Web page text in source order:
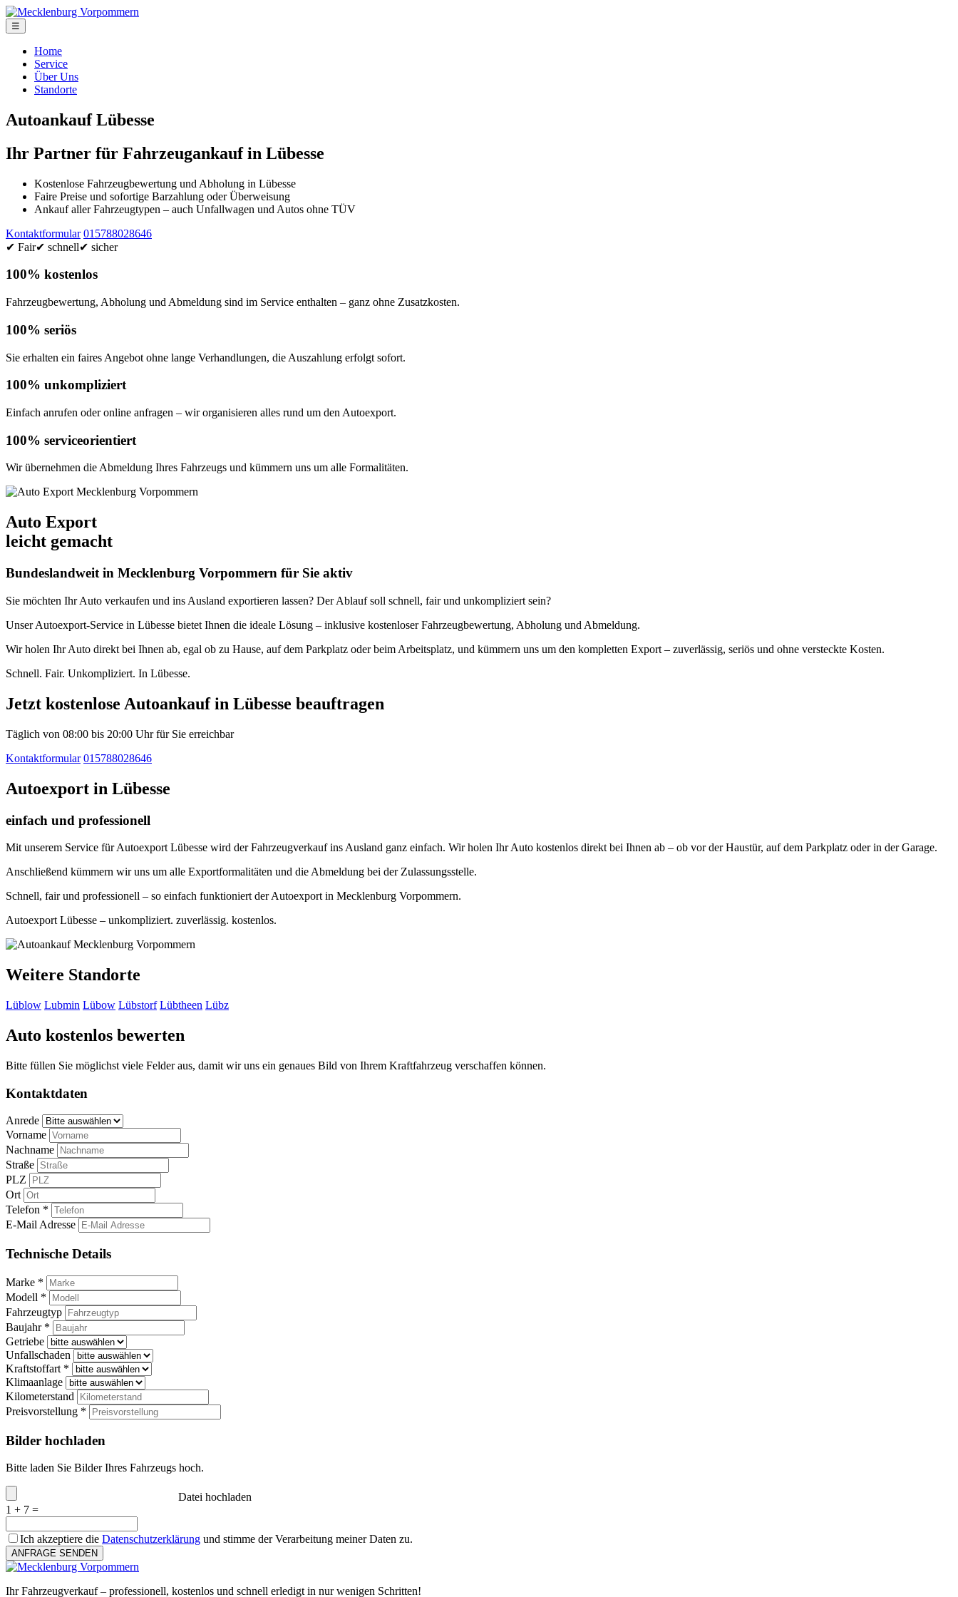
☰
Home
Service
Über Uns
Standorte
Autoankauf Lübesse
Ihr Partner für Fahrzeugankauf in Lübesse
Kostenlose Fahrzeugbewertung und Abholung in Lübesse
Faire Preise und sofortige Barzahlung oder Überweisung
Ankauf aller Fahrzeugtypen – auch Unfallwagen und Autos ohne TÜV
Kontaktformular 015788028646
✔ Fair✔ schnell✔ sicher
100% kostenlos
Fahrzeugbewertung, Abholung und Abmeldung sind im Service enthalten – ganz ohne Zusatzkosten.
100% seriös
Sie erhalten ein faires Angebot ohne lange Verhandlungen, die Auszahlung erfolgt sofort.
100% unkompliziert
Einfach anrufen oder online anfragen – wir organisieren alles rund um den Autoexport.
100% serviceorientiert
Wir übernehmen die Abmeldung Ihres Fahrzeugs und kümmern uns um alle Formalitäten.
Auto Export
leicht gemacht
Bundeslandweit in Mecklenburg Vorpommern für Sie aktiv
Sie möchten Ihr Auto verkaufen und ins Ausland exportieren lassen? Der Ablauf soll schnell, fair und unkompliziert sein?
Unser Autoexport-Service in Lübesse bietet Ihnen die ideale Lösung – inklusive kostenloser Fahrzeugbewertung, Abholung und Abmeldung.
Wir holen Ihr Auto direkt bei Ihnen ab, egal ob zu Hause, auf dem Parkplatz oder beim Arbeitsplatz, und kümmern uns um den kompletten Export – zuverlässig, seriös und ohne versteckte Kosten.
Schnell. Fair. Unkompliziert. In Lübesse.
Jetzt kostenlose Autoankauf in Lübesse beauftragen
Täglich von 08:00 bis 20:00 Uhr für Sie erreichbar
Kontaktformular 015788028646
Autoexport in Lübesse
einfach und professionell
Mit unserem Service für Autoexport Lübesse wird der Fahrzeugverkauf ins Ausland ganz einfach. Wir holen Ihr Auto kostenlos direkt bei Ihnen ab – ob vor der Haustür, auf dem Parkplatz oder in der Garage.
Anschließend kümmern wir uns um alle Exportformalitäten und die Abmeldung bei der Zulassungsstelle.
Schnell, fair und professionell – so einfach funktioniert der Autoexport in Mecklenburg Vorpommern.
Autoexport Lübesse – unkompliziert. zuverlässig. kostenlos.
Weitere Standorte
Lüblow Lubmin Lübow Lübstorf Lübtheen Lübz
Auto kostenlos bewerten
Bitte füllen Sie möglichst viele Felder aus, damit wir uns ein genaues Bild von Ihrem Kraftfahrzeug verschaffen können.
Kontaktdaten
Anrede
Vorname
Nachname
Straße
PLZ
Ort
Telefon *
E-Mail Adresse
Technische Details
Marke *
Modell *
Fahrzeugtyp
Baujahr *
Getriebe
Unfallschaden
Kraftstoffart *
Klimaanlage
Kilometerstand
Preisvorstellung *
Bilder hochladen
Bitte laden Sie Bilder Ihres Fahrzeugs hoch.
Datei hochladen
1 + 7 =
Ich akzeptiere die Datenschutzerklärung und stimme der Verarbeitung meiner Daten zu.
ANFRAGE SENDEN
Ihr Fahrzeugverkauf – professionell, kostenlos und schnell erledigt in nur wenigen Schritten!